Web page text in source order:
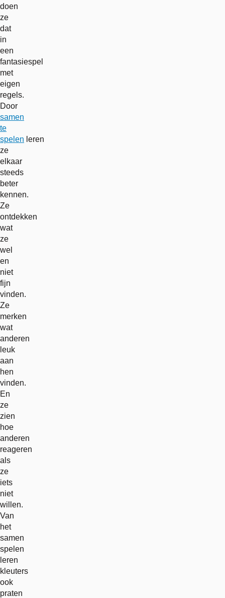
doen
ze
dat
in
een
fantasiespel
met
eigen
regels.
Door
samen
te
spelen leren
ze
elkaar
steeds
beter
kennen.
Ze
ontdekken
wat
ze
wel
en
niet
fijn
vinden.
Ze
merken
wat
anderen
leuk
aan
hen
vinden.
En
ze
zien
hoe
anderen
reageren
als
ze
iets
niet
willen.
Van
het
samen
spelen
leren
kleuters
ook
praten